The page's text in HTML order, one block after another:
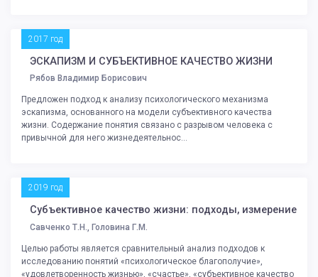
2017 год
ЭСКАПИЗМ И СУБЪЕКТИВНОЕ КАЧЕСТВО ЖИЗНИ
Рябов Владимир Борисович
Предложен подход к анализу психологического механизма
эскапизма, основанного на модели субъективного качества
жизни. Содержание понятия связано с разрывом человека с
привычной для него жизнедеятельнос...
2019 год
Субъективное качество жизни: подходы, измерение
Савченко Т.Н., Головина Г.М.
Целью работы является сравнительный анализ подходов к
исследованию понятий «психологическое благополучие»,
«удовлетворенность жизнью», «счастье», «субъективное качество